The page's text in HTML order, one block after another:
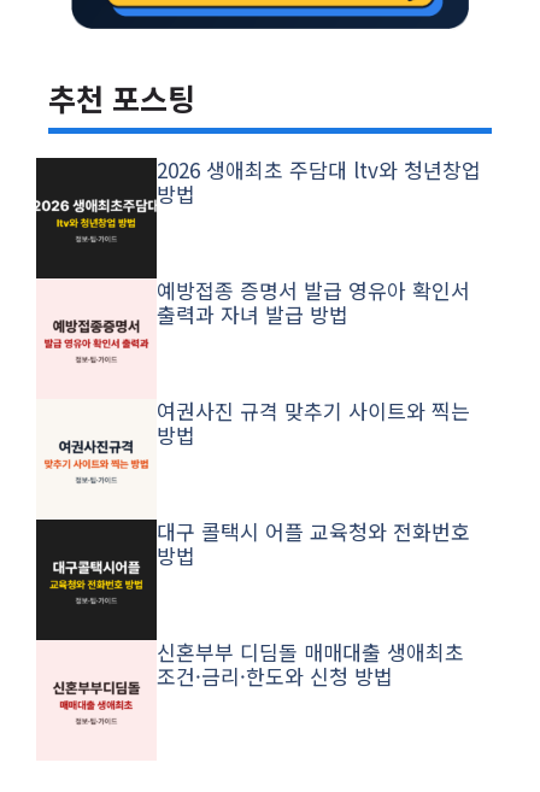
추천 포스팅
2026 생애최초 주담대 ltv와 청년창업
방법
예방접종 증명서 발급 영유아 확인서
출력과 자녀 발급 방법
여권사진 규격 맞추기 사이트와 찍는
방법
대구 콜택시 어플 교육청와 전화번호
방법
신혼부부 디딤돌 매매대출 생애최초
조건·금리·한도와 신청 방법